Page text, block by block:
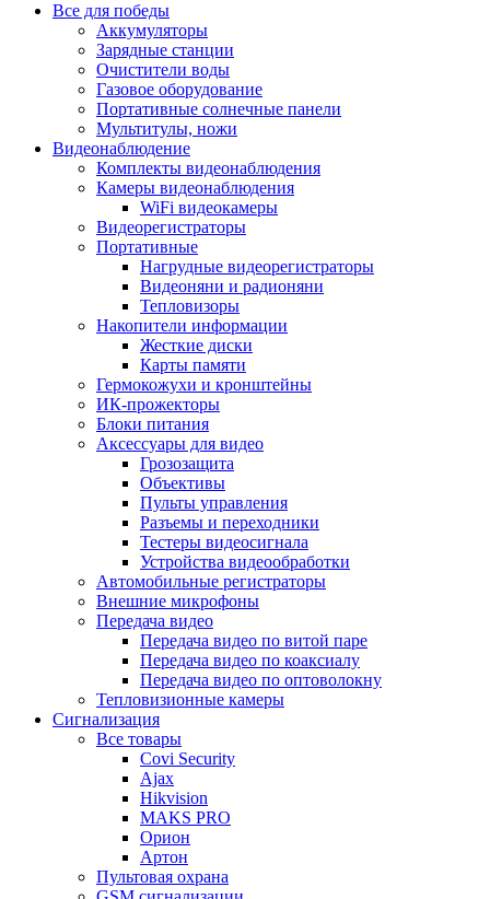
Все для победы
Аккумуляторы
Зарядные станции
Очистители воды
Газовое оборудование
Портативные солнечные панели
Мультитулы, ножи
Видеонаблюдение
Комплекты видеонаблюдения
Камеры видеонаблюдения
WiFi видеокамеры
Видеорегистраторы
Портативные
Нагрудные видеорегистраторы
Видеоняни и радионяни
Тепловизоры
Накопители информации
Жесткие диски
Карты памяти
Гермокожухи и кронштейны
ИК-прожекторы
Блоки питания
Аксессуары для видео
Грозозащита
Объективы
Пульты управления
Разъемы и переходники
Тестеры видеосигнала
Устройства видеообработки
Автомобильные регистраторы
Внешние микрофоны
Передача видео
Передача видео по витой паре
Передача видео по коаксиалу
Передача видео по оптоволокну
Тепловизионные камеры
Сигнализация
Все товары
Covi Security
Ajax
Hikvision
MAKS PRO
Орион
Артон
Пультовая охрана